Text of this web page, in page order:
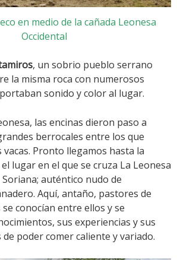
en medio de la cañada Leonesa
Occidental
, un sobrio pueblo serrano
la misma roca con numerosos
sonido y color al lugar.
las encinas dieron paso a
berrocales entre los que
Pronto llegamos hasta la
lugar en el que se cruza La Leonesa
Soriana; auténtico nudo de
Aquí, antaño, pastores de
conocían entre ellos y se
sus experiencias y sus
poder comer caliente y variado.